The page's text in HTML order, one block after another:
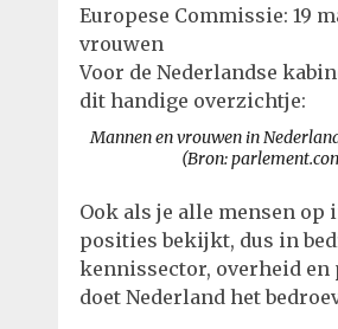
Europese Commissie: 19
vrouwen
Voor de Nederlandse
dit handige overzichtje:
Mannen en vrouwen in
(Bron:
Ook als je alle mensen
posities bekijkt, dus in
kennissector, overheid
doet Nederland het